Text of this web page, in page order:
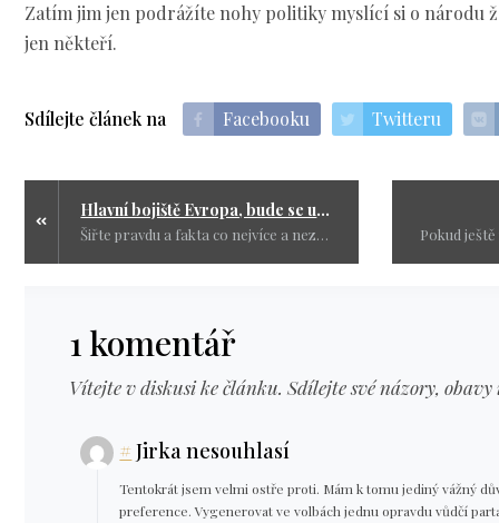
Zatím jim jen podrážíte nohy politiky myslící si o národu
jen někteří.
Sdílejte článek na Facebooku Twitteru
Hlavní bojiště Evropa, bude se umírat
Šiřte pravdu a fakta co nejvíce a neztrácejte energii na lidech, kteří se zoufale chtějí nechat očkovat. Nemůžeme zachránit každého. Mnoho lidí zemře.
1 komentář
Vítejte v diskusi ke článku. Sdílejte své názory,
#Jirka nesouhlasí
Tentokrát jsem velmi ostře proti. Mám k tomu jediný vážný
preference. Vygenerovat ve volbách jednu opravdu vůdčí